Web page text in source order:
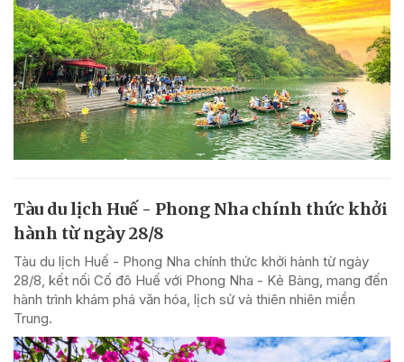
Tàu du lịch Huế - Phong Nha chính thức khởi
hành từ ngày 28/8
Tàu du lịch Huế - Phong Nha chính thức khởi hành từ ngày
28/8, kết nối Cố đô Huế với Phong Nha - Kẻ Bàng, mang đến
hành trình khám phá văn hóa, lịch sử và thiên nhiên miền
Trung.